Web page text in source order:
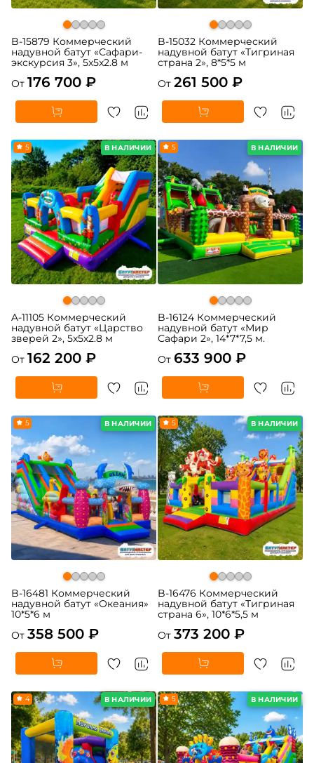
B-15879 Коммерческий
надувной батут «Сафари-
экскурсия 3», 5x5x2.8 м
От 176 700 ₽
B-15032 Коммерческий
надувной батут «Тигриная
страна 2», 8*5*5 м
От 261 500 ₽
В НАЛИЧИИ
5
A-11105 Коммерческий
надувной батут «Царство
зверей 2», 5x5x2.8 м
От 162 200 ₽
В НАЛИЧИИ
5
B-16124 Коммерческий
надувной батут «Мир
Сафари 2», 14*7*7,5 м.
От 633 900 ₽
В НАЛИЧИИ
5
B-16481 Коммерческий
надувной батут «Океания»
10*5*6 м
От 358 500 ₽
В НАЛИЧИИ
5
B-16476 Коммерческий
надувной батут «Тигриная
страна 6», 10*6*5,5 м
От 373 200 ₽
В НАЛИЧИИ
4 В НАЛИЧИИ
5